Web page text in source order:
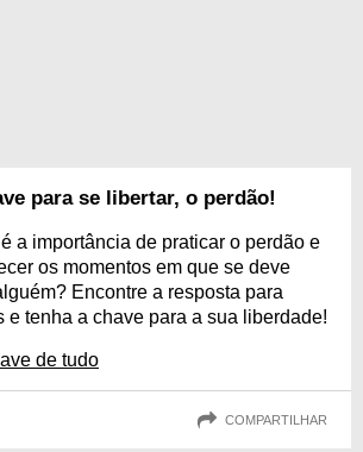
para se libertar, o perdão!
a importância de praticar o perdão e
os momentos em que se deve
Encontre a resposta para
e tenha a chave para a sua liberdade!
de tudo
COMPARTILHAR